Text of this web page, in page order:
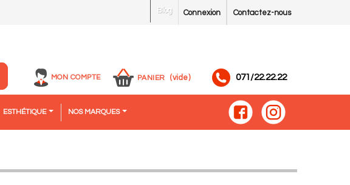
Contactez-nous
Connexion
Blog
MON COMPTE PANIER (vide) 071/22.22.22
ESTHÉTIQUE NOS MARQUES